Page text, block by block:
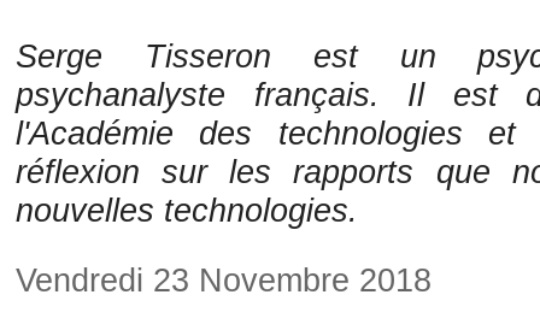
Serge Tisseron est un
psychanalyste français. Il est
l'Académie des technologies
réflexion sur les rapports que
nouvelles technologies.
Vendredi 23 Novembre 2018